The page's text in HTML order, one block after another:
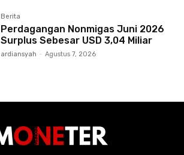
Berita
Perdagangan Nonmigas Juni 2026
Surplus Sebesar USD 3,04 Miliar
ardiansyah - Agustus 7, 2026